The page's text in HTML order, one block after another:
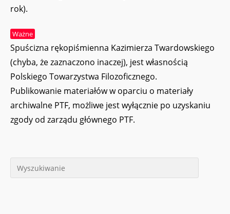
rok).
Ważne
Spuścizna rękopiśmienna Kazimierza Twardowskiego
(chyba, że zaznaczono inaczej), jest własnością
Polskiego Towarzystwa Filozoficznego.
Publikowanie materiałów w oparciu o materiały
archiwalne PTF, możliwe jest wyłącznie po uzyskaniu
zgody od zarządu głównego PTF.